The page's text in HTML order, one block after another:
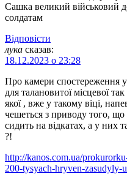
Сашка великий військовий
солдатам
Відповіcти
лука сказав:
18.12.2023 о 23:28
Про камери спостереження
для талановитої місцевої
якої , вже у такому віці,
чешеться з приводу того,
сидить на відкатах, а у них
?!
http://kanos.com.ua/
200-tysyach-hryven-zasudyly-